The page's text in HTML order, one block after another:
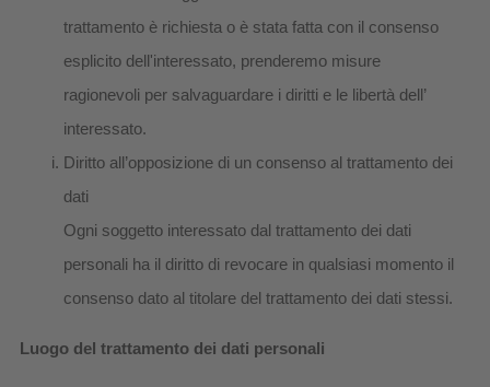
trattamento è richiesta o è stata fatta con il consenso
esplicito dell'interessato, prenderemo misure
ragionevoli per salvaguardare i diritti e le libertà dell’
interessato.
Diritto all’opposizione di un consenso al trattamento dei
dati
Ogni soggetto interessato dal trattamento dei dati
personali ha il diritto di revocare in qualsiasi momento il
consenso dato al titolare del trattamento dei dati stessi.
Luogo del trattamento dei dati personali